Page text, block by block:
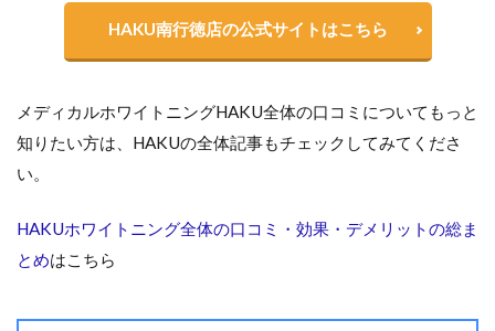
HAKU南行徳店の公式サイトはこちら
メディカルホワイトニングHAKU全体の口コミについてもっと
知りたい方は、HAKUの全体記事もチェックしてみてくださ
い。
HAKUホワイトニング全体の口コミ・効果・デメリットの総ま
とめはこちら